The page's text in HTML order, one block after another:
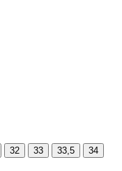
32 33 33,5
34